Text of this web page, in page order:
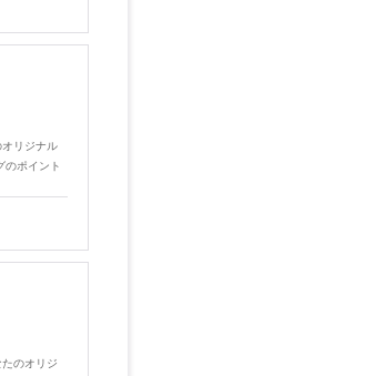
リジナル
のポイント
のオリジ